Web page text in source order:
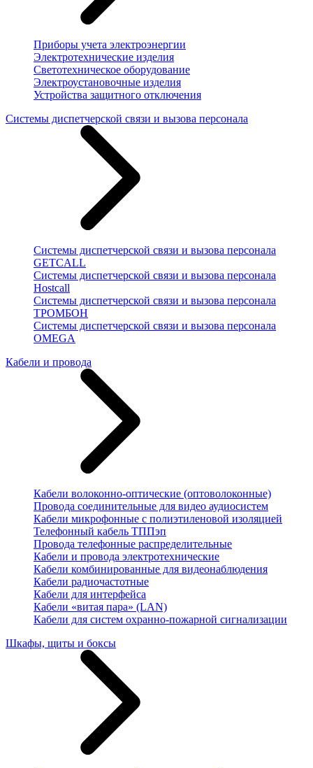
Приборы учета электроэнергии
Электротехнические изделия
Светотехническое оборудование
Электроустановочные изделия
Устройства защитного отключения
Системы диспетчерской связи и вызова персонала
Системы диспетчерской связи и вызова персонала
GETCALL
Системы диспетчерской связи и вызова персонала
Hostcall
Системы диспетчерской связи и вызова персонала
ТРОМБОН
Системы диспетчерской связи и вызова персонала
OMEGA
Кабели и провода
Кабели волоконно-оптические (оптоволоконные)
Провода соединительные для видео аудиосистем
Кабели микрофонные с полиэтиленовой изоляцией
Телефонный кабель ТППэп
Провода телефонные распределительные
Кабели и провода электротехнические
Кабели комбинированные для видеонаблюдения
Кабели радиочастотные
Кабели для интерфейса
Кабели «витая пара» (LAN)
Кабели для систем охранно-пожарной сигнализации
Шкафы, щиты и боксы